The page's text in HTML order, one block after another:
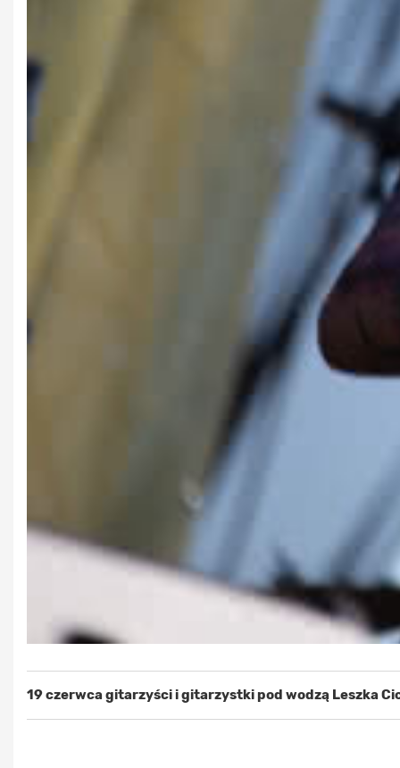
19 czerwca gitarzyści i gitarzystki pod wodzą Leszka